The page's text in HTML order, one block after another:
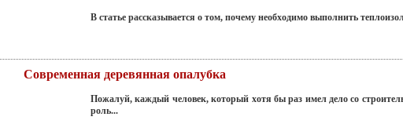
В статье рассказывается о том, почему необходимо выполнить
Современная деревянная опалубка
Пожалуй, каждый человек, который хотя бы раз имел дело со
роль...